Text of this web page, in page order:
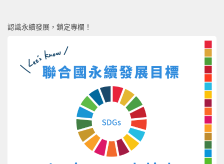
認識永續發展，鎖定專欄！